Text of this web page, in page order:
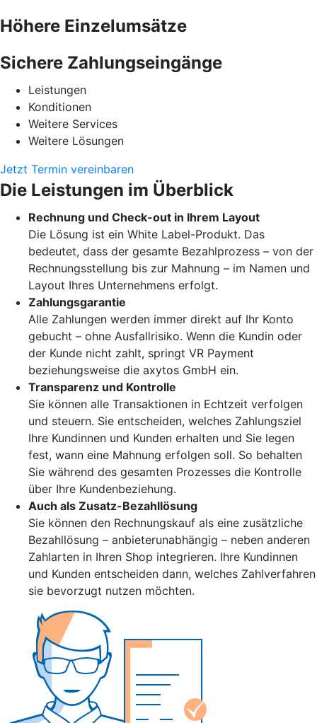
Höhere Einzelumsätze
Sichere Zahlungseingänge
Leistungen
Konditionen
Weitere Services
Weitere Lösungen
Jetzt Termin vereinbaren
Die Leistungen im Überblick
Rechnung und Check-out in Ihrem Layout
Die Lösung ist ein White Label-Produkt. Das
bedeutet, dass der gesamte Bezahlprozess – von der
Rechnungsstellung bis zur Mahnung – im Namen und
Layout Ihres Unternehmens erfolgt.
Zahlungsgarantie
Alle Zahlungen werden immer direkt auf Ihr Konto
gebucht – ohne Ausfallrisiko. Wenn die Kundin oder
der Kunde nicht zahlt, springt VR Payment
beziehungsweise die axytos GmbH ein.
Transparenz und Kontrolle
Sie können alle Transaktionen in Echtzeit verfolgen
und steuern. Sie entscheiden, welches Zahlungsziel
Ihre Kundinnen und Kunden erhalten und Sie legen
fest, wann eine Mahnung erfolgen soll. So behalten
Sie während des gesamten Prozesses die Kontrolle
über Ihre Kundenbeziehung.
Auch als Zusatz-Bezahllösung
Sie können den Rechnungskauf als eine zusätzliche
Bezahllösung – anbieterunabhängig – neben anderen
Zahlarten in Ihren Shop integrieren. Ihre Kundinnen
und Kunden entscheiden dann, welches Zahlverfahren
sie bevorzugt nutzen möchten.